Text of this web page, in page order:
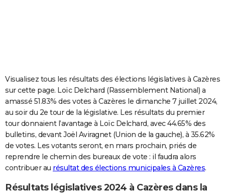
Carte de Noël
Carte Bonne année
Carte Saint-Valentin
Carte Pâques
Carte d'anniversaire
DICTIONNAIRE
Dictionnaire
Biographies
Citations
Expressions
Proverbes
PROGRAMME TV
COPAINS D'AVANT
S'inscrire
Se connecter
Primaires
Universités
Entreprises
Service militaire
Avis de recherche
AVIS DE DÉCÈS
Visualisez tous les résultats des élections législatives à Cazères
sur cette page. Loïc Delchard (Rassemblement National) a
amassé 51.83% des votes à Cazères le dimanche 7 juillet 2024,
au soir du 2e tour de la législative. Les résultats du premier
tour donnaient l’avantage à Loïc Delchard, avec 44.65% des
bulletins, devant Joël Aviragnet (Union de la gauche), à 35.62%
de votes. Les votants seront, en mars prochain, priés de
reprendre le chemin des bureaux de vote : il faudra alors
contribuer au résultat des élections municipales à Cazères.
Résultats législatives 2024 à Cazères dans la